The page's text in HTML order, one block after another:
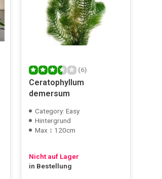
(6)
Ceratophyllum
demersum
Category: Easy
Hintergrund
Max ↕ 120cm
Nicht auf Lager
in Bestellung